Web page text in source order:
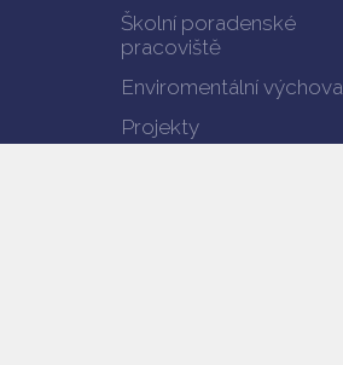
Školní poradenské
pracoviště
Enviromentální výchova
Projekty